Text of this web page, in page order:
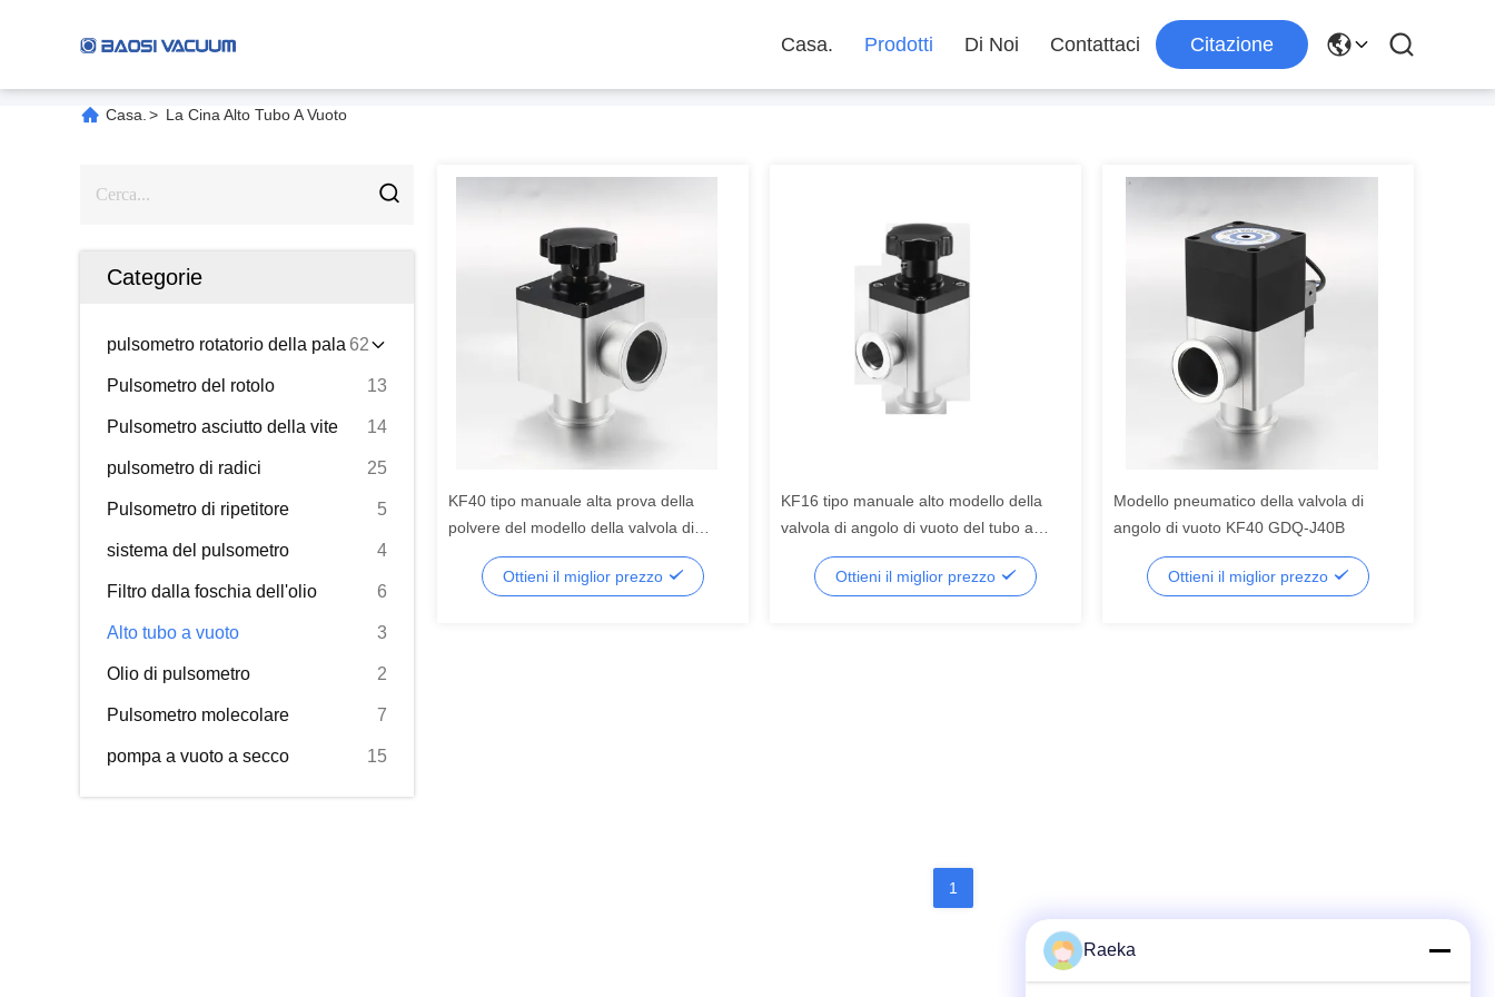
Casa. Prodotti Di Noi Contattaci Citazione
Casa. > La Cina Alto Tubo A Vuoto
Categorie
pulsometro rotatorio della pala 62
Pulsometro del rotolo 13
Pulsometro asciutto della vite 14
pulsometro di radici 25
Pulsometro di ripetitore 5
sistema del pulsometro 4
Filtro dalla foschia dell'olio 6
Alto tubo a vuoto 3
Olio di pulsometro 2
Pulsometro molecolare 7
pompa a vuoto a secco 15
KF40 tipo manuale alta prova della
polvere del modello della valvola di
angolo di vuoto del tubo a vuoto GD-
J40B
Ottieni il miglior prezzo
KF16 tipo manuale alto modello della
valvola di angolo di vuoto del tubo a
vuoto GD-J16B
Ottieni il miglior prezzo
Modello pneumatico della valvola di
angolo di vuoto KF40 GDQ-J40B
Ottieni il miglior prezzo
1
Raeka